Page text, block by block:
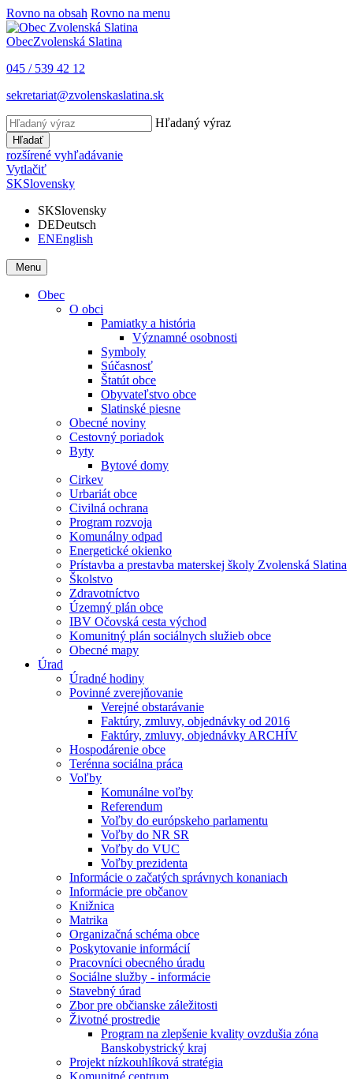
Rovno na obsah Rovno na menu
ObecZvolenská Slatina
045 / 539 42 12
sekretariat@zvolenskaslatina.sk
Hľadaný výraz
Hľadať
rozšírené vyhľadávanie
Vytlačiť
SKSlovensky
SKSlovensky
DEDeutsch
ENEnglish
Menu
Obec
O obci
Pamiatky a história
Významné osobnosti
Symboly
Súčasnosť
Štatút obce
Obyvateľstvo obce
Slatinské piesne
Obecné noviny
Cestovný poriadok
Byty
Bytové domy
Cirkev
Urbariát obce
Civilná ochrana
Program rozvoja
Komunálny odpad
Energetické okienko
Prístavba a prestavba materskej školy Zvolenská Slatina
Školstvo
Zdravotníctvo
Územný plán obce
IBV Očovská cesta východ
Komunitný plán sociálnych služieb obce
Obecné mapy
Úrad
Úradné hodiny
Povinné zverejňovanie
Verejné obstarávanie
Faktúry, zmluvy, objednávky od 2016
Faktúry, zmluvy, objednávky ARCHÍV
Hospodárenie obce
Terénna sociálna práca
Voľby
Komunálne voľby
Referendum
Voľby do európskeho parlamentu
Voľby do NR SR
Voľby do VUC
Voľby prezidenta
Informácie o začatých správnych konaniach
Informácie pre občanov
Knižnica
Matrika
Organizačná schéma obce
Poskytovanie informácií
Pracovníci obecného úradu
Sociálne služby - informácie
Stavebný úrad
Zbor pre občianske záležitosti
Životné prostredie
Program na zlepšenie kvality ovzdušia zóna
Banskobystrický kraj
Projekt nízkouhlíková stratégia
Komunitné centrum